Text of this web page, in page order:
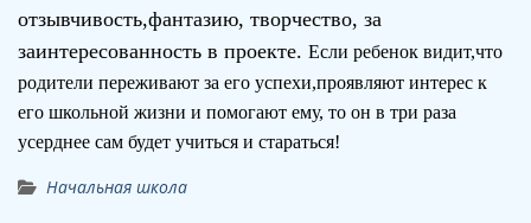
отзывчивость,фантазию, творчество, за
заинтересованность в проекте. Если ребенок видит,что
родители переживают за его успехи,проявляют интерес к
его школьной жизни и помогают ему, то он в три раза
усерднее сам будет учиться и стараться!
Начальная школа